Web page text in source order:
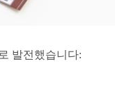
발전했습니다: